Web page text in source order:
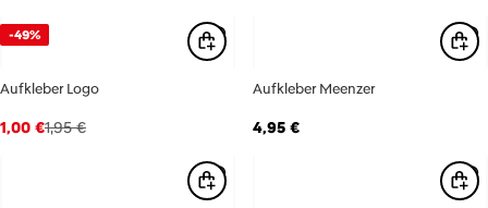
-49%
Aufkleber Logo
1,00 €1,95 €
Aufkleber Meenzer
4,95 €